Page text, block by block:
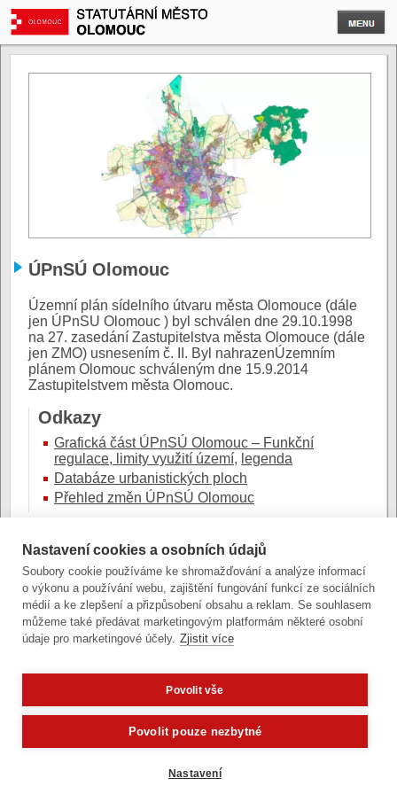
ÚPnSÚ Olomouc
Územní plán sídelního útvaru města Olomouce (dále
jen ÚPnSU Olomouc ) byl schválen dne 29.10.1998
na 27. zasedání Zastupitelstva města Olomouce (dále
jen ZMO) usnesením č. II. Byl nahrazenÚzemním
plánem Olomouc schváleným dne 15.9.2014
Zastupitelstvem města Olomouc.
Odkazy
Grafická část ÚPnSÚ Olomouc – Funkční
regulace, limity využití území, legenda
Databáze urbanistických ploch
Přehled změn ÚPnSÚ Olomouc
jednotlivé změny (viz Přehled změn ÚPnSÚ
Olomouc).
Informativní znění závazné části po všech změnách je
k dispozicizde.
Články a fotografie lze kopírovat jen se svolením provozovatele
vývoj|správa obsahu| design:Rency
gdpr|cookies,
Nastavení cookies a osobních údajů
Soubory cookie používáme ke shromažďování a analýze informací
o výkonu a používání webu, zajištění fungování funkcí ze sociálních
médií a ke zlepšení a přizpůsobení obsahu a reklam. Se souhlasem
můžeme také předávat marketingovým platformám některé osobní
údaje pro marketingové účely. Zjistit více
Povolit vše
Povolit pouze nezbytné
Nastavení
Potřebujete poradit?Zeptejte se našeho asistenta
Oldy.